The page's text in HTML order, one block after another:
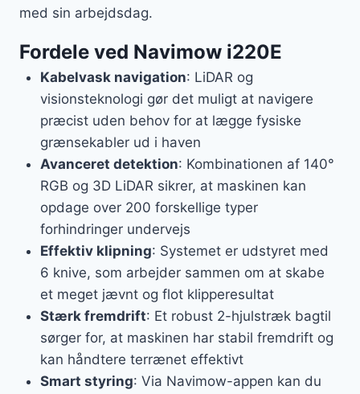
med sin arbejdsdag.
Fordele ved Navimow i220E
Kabelvask navigation: LiDAR og
visionsteknologi gør det muligt at navigere
præcist uden behov for at lægge fysiske
grænsekabler ud i haven
Avanceret detektion: Kombinationen af 140°
RGB og 3D LiDAR sikrer, at maskinen kan
opdage over 200 forskellige typer
forhindringer undervejs
Effektiv klipning: Systemet er udstyret med
6 knive, som arbejder sammen om at skabe
et meget jævnt og flot klipperesultat
Stærk fremdrift: Et robust 2-hjulstræk bagtil
sørger for, at maskinen har stabil fremdrift og
kan håndtere terrænet effektivt
Smart styring: Via Navimow-appen kan du